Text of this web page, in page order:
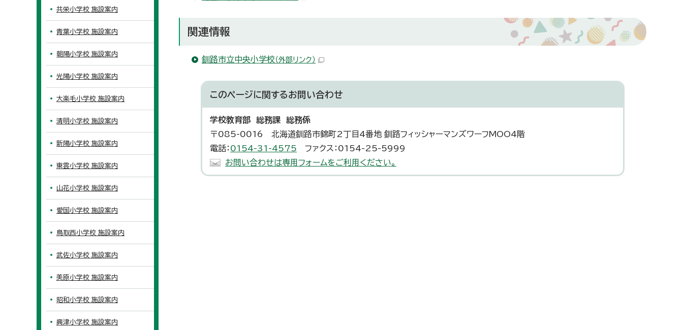
関連情報
釧路市立中央小学校（外部リンク）
このページに関するお問い合わせ
学校教育部 総務課 総務係
〒085-0016 北海道釧路市錦町2丁目4番地 釧路フィッシャーマンズワーフMOO4階
電話： 0154-31-4575 ファクス：0154-25-5999
お問い合わせは専用フォームをご利用ください。
共栄小学校 施設案内
青葉小学校 施設案内
朝陽小学校 施設案内
光陽小学校 施設案内
大楽毛小学校 施設案内
清明小学校 施設案内
新陽小学校 施設案内
東雲小学校 施設案内
山花小学校 施設案内
愛国小学校 施設案内
鳥取西小学校 施設案内
武佐小学校 施設案内
美原小学校 施設案内
昭和小学校 施設案内
興津小学校 施設案内